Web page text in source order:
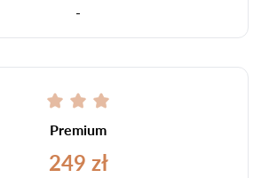
-
Premium
249 zł